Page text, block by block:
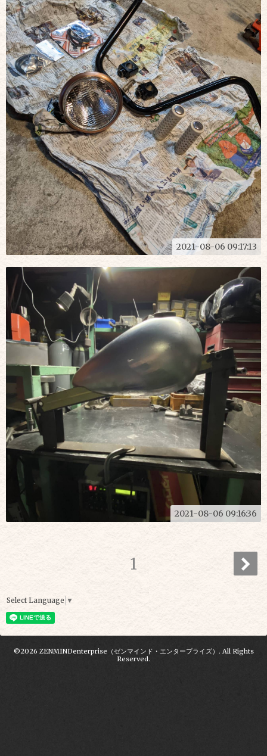
2021-08-06 09:17:13
2021-08-06 09:16:36
1
Select Language ▼
©2026 ZENMINDenterprise（ゼンマインド・エンタープライズ） . All Rights
Reserved.